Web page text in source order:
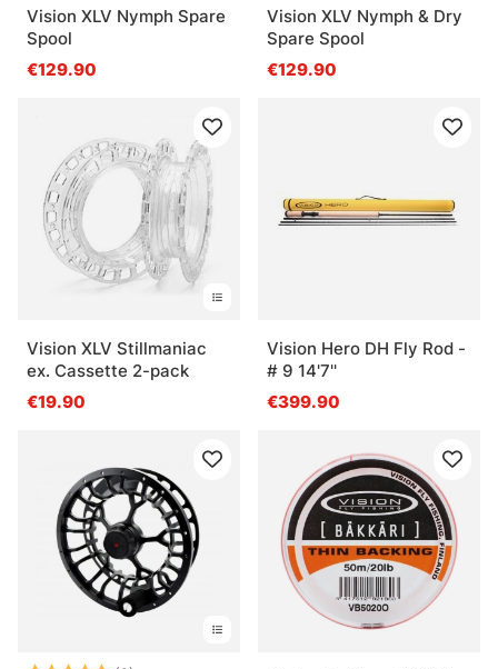
Vision XLV Nymph Spare
Spool
€129.90
Vision XLV Nymph & Dry
Spare Spool
€129.90
Vision XLV Stillmaniac
ex. Cassette 2-pack
€19.90
Vision Hero DH Fly Rod -
# 9 14'7''
€399.90